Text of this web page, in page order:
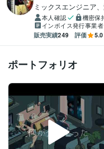
ミックスエンジニア
本人確認
機密保
インボイス発行事業者
販売実績249 評価 5.0
ポートフォリオ